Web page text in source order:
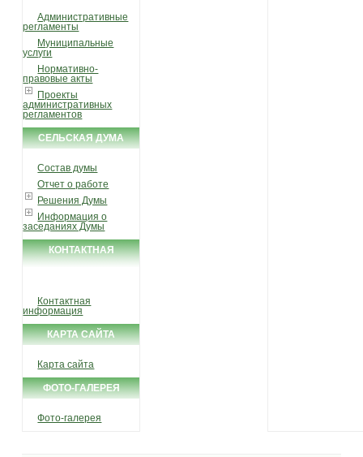
Административные
регламенты
Муниципальные
услуги
Нормативно-
правовые акты
Проекты
административных
регламентов
СЕЛЬСКАЯ ДУМА
Состав думы
Отчет о работе
Решения Думы
Информация о
заседаниях Думы
КОНТАКТНАЯ
Контактная
информация
КАРТА САЙТА
Карта сайта
ФОТО-ГАЛЕРЕЯ
Фото-галерея